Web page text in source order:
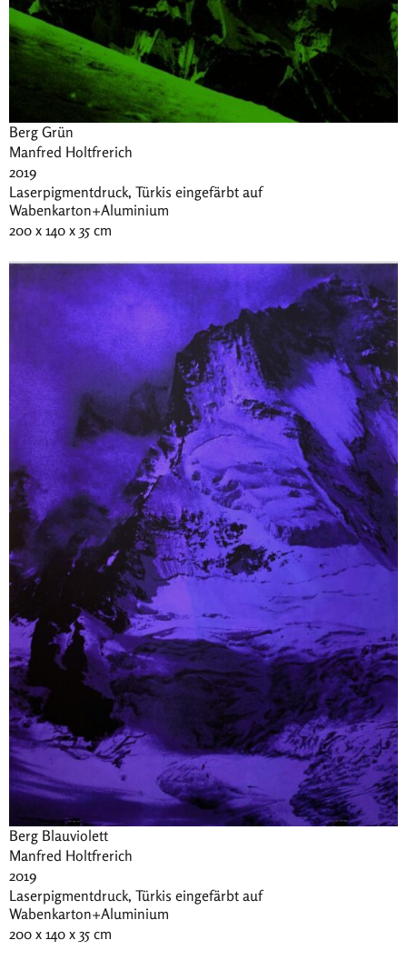
Berg Grün
Manfred Holtfrerich
2019
Laserpigmentdruck, Türkis eingefärbt auf
Wabenkarton+Aluminium
200 x 140 x 35 cm
Berg Blauviolett
Manfred Holtfrerich
2019
Laserpigmentdruck, Türkis eingefärbt auf
Wabenkarton+Aluminium
200 x 140 x 35 cm